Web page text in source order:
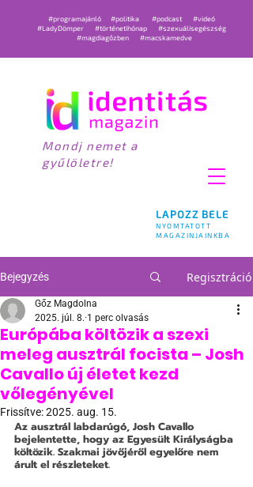
LAPOZZ BELE
NYOMTATOTT
MAGAZINJAINKBA
#programajánló #politika #podcast
#videó
#LadyDömper
#történetihónap
#szexuálisegészség
#magdiagőzben
#macskamedve
Mondj nemet a
gyűlöletre!
Bejegyzés Regisztráció
Európába költözik a szexi
meleg ausztrál focista – Josh
Cavallo új életet kezd
vőlegényével
Gőz Magdolna
2025. júl. 8. 1 perc olvasás
Frissítve:2025. aug. 15.
Az ausztrál labdarúgó, Josh Cavallo
bejelentette, hogy az Egyesült Királyságba
költözik. Szakmai jövőjéről egyelőre nem
árult el részleteket.